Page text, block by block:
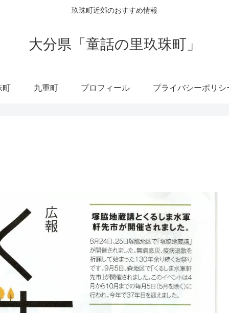
玖珠町近郊のおすすめ情報
大分県「童話の里玖珠町」
町 九重町 プロフィール プライバシーポリシ